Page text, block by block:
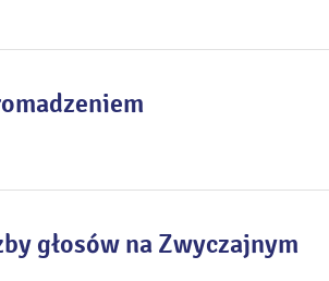
głosów na Zwyczajnym